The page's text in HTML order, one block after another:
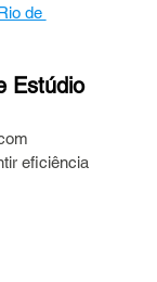
de
Estúdio
eficiência